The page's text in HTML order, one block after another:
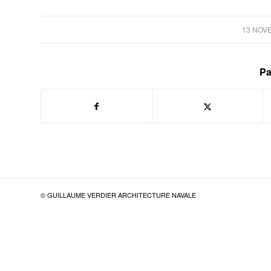
13
© GUILLAUME VERDIER ARCHITECTURE NAVALE